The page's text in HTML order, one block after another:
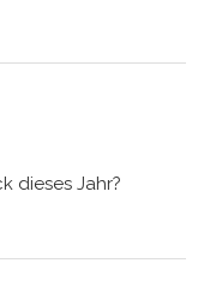
dieses Jahr?